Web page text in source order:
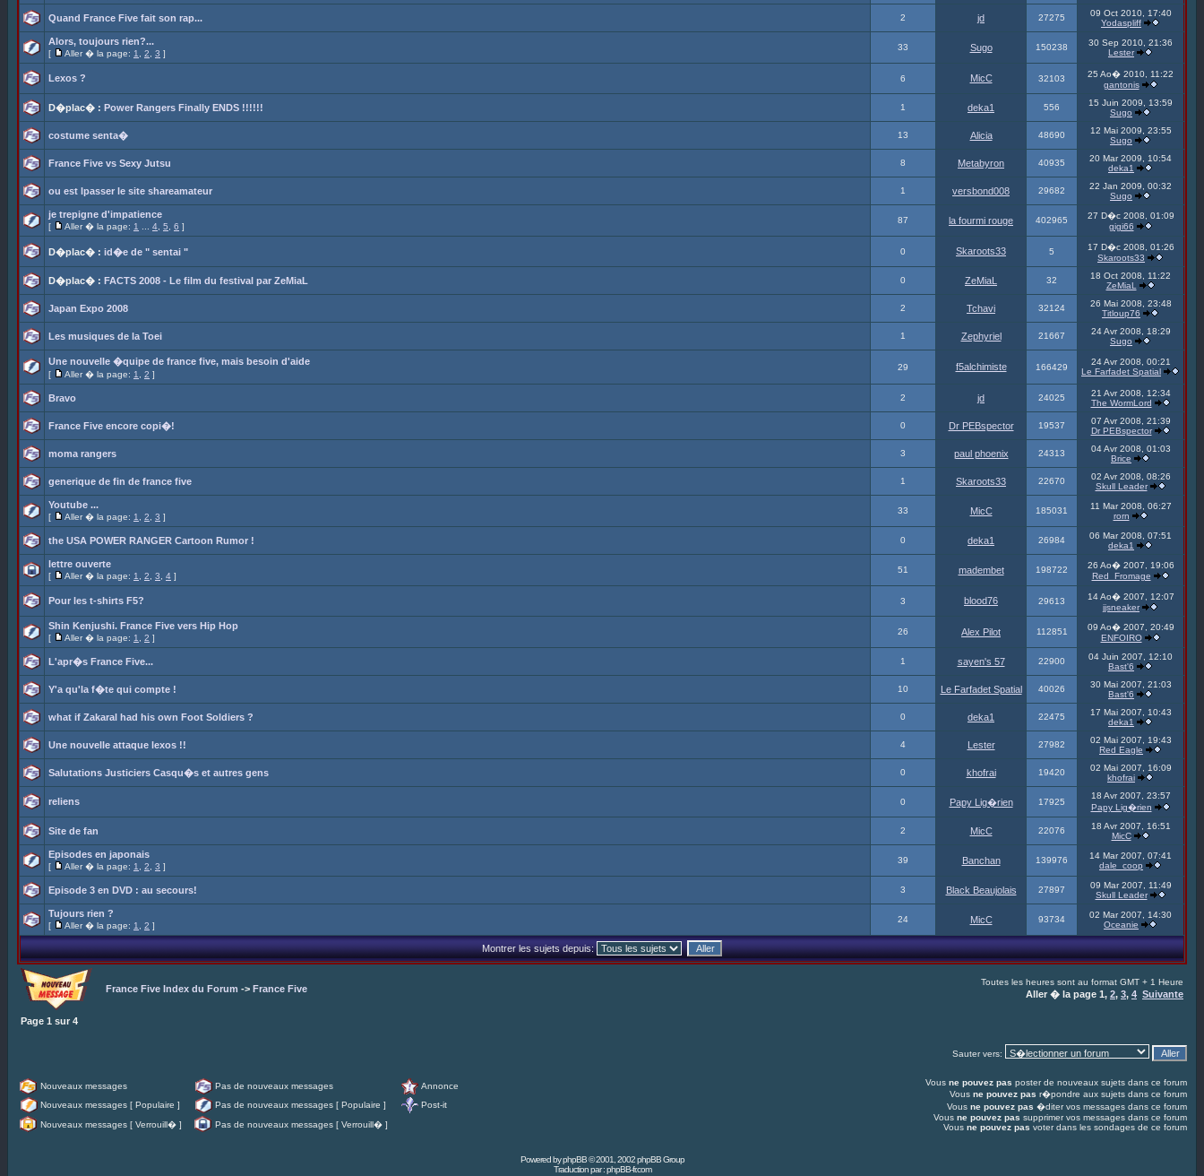
Quand France Five fait son rap... 2 jd 27275
09 Oct 2010, 17:40
Yodaspliff
Alors, toujours rien?...
[ Aller � la page: 1 2 3 ]
33 Sugo 150238
30 Sep 2010, 21:36
Lester
Lexos ? 6 MicC 32103
25 Ao� 2010, 11:22
gantonis
D�plac� : Power Rangers Finally ENDS !!!!!! 1 deka1 556
15 Juin 2009, 13:59
Sugo
costume senta� 13 Alicia 48690
12 Mai 2009, 23:55
Sugo
France Five vs Sexy Jutsu 8 Metabyron 40935
20 Mar 2009, 10:54
deka1
ou est lpasser le site shareamateur 1 versbond008 29682
22 Jan 2009, 00:32
Sugo
je trepigne d'impatience
[ Aller � la page: 1 4 5 6 ]
87 la fourmi rouge 402965
27 D�c 2008, 01:09
gigi66
D�plac� : id�e de " sentai " 0 Skaroots33 5
17 D�c 2008, 01:26
Skaroots33
D�plac� : FACTS 2008 - Le film du festival par ZeMiaL 0 ZeMiaL 32
18 Oct 2008, 11:22
ZeMiaL
Japan Expo 2008 2 Tchavi 32124
26 Mai 2008, 23:48
Titloup76
Les musiques de la Toei 1 Zephyriel 21667
24 Avr 2008, 18:29
Sugo
Une nouvelle �quipe de france five, mais besoin d'aide
[ Aller � la page: 1 2 ]
29 f5alchimiste 166429
24 Avr 2008, 00:21
Le Farfadet Spatial
Bravo 2 jd 24025
21 Avr 2008, 12:34
The WormLord
France Five encore copi�! 0 Dr PEBspector 19537
07 Avr 2008, 21:39
Dr PEBspector
moma rangers 3 paul phoenix 24313
04 Avr 2008, 01:03
Brice
generique de fin de france five 1 Skaroots33 22670
02 Avr 2008, 08:26
Skull Leader
Youtube ...
[ Aller � la page: 1 2 3 ]
33 MicC 185031
11 Mar 2008, 06:27
rorn
the USA POWER RANGER Cartoon Rumor ! 0 deka1 26984
06 Mar 2008, 07:51
deka1
lettre ouverte
[ Aller � la page: 1 2 3 4 ]
51 madembet 198722
26 Ao� 2007, 19:06
Red_Fromage
Pour les t-shirts F5? 3 blood76 29613
14 Ao� 2007, 12:07
jjsneaker
Shin Kenjushi. France Five vers Hip Hop
[ Aller � la page: 1 2 ]
26 Alex Pilot 112851
09 Ao� 2007, 20:49
ENFOIRO
L'apr�s France Five... 1 sayen's 57 22900
04 Juin 2007, 12:10
Bast'6
Y'a qu'la f�te qui compte ! 10 Le Farfadet Spatial 40026
30 Mai 2007, 21:03
Bast'6
what if Zakaral had his own Foot Soldiers ? 0 deka1 22475
17 Mai 2007, 10:43
deka1
Une nouvelle attaque lexos !! 4 Lester 27982
02 Mai 2007, 19:43
Red Eagle
Salutations Justiciers Casqu�s et autres gens 0 khofrai 19420
02 Mai 2007, 16:09
khofrai
reliens 0 Papy Lig�rien 17925
18 Avr 2007, 23:57
Papy Lig�rien
Site de fan 2 MicC 22076
18 Avr 2007, 16:51
MicC
Episodes en japonais
[ Aller � la page: 1 2 3 ]
39 Banchan 139976
14 Mar 2007, 07:41
dale_coop
Episode 3 en DVD : au secours! 3 Black Beaujolais 27897
09 Mar 2007, 11:49
Skull Leader
Tujours rien ?
[ Aller � la page: 1 2 ]
24 MicC 93734
02 Mar 2007, 14:30
Oceanie
Montrer les sujets depuis:
France Five Index du Forum -> France Five
Toutes les heures sont au format GMT + 1 Heure
Aller � la page 1, 2, 3, 4 Suivante
Page 1 sur 4
Sauter vers:
Nouveaux messages Pas de nouveaux messages
Annonce
Nouveaux messages [ Populaire ]
Pas de nouveaux messages [ Populaire ]
Post-it
Nouveaux messages [ Verrouill� ]
Pas de nouveaux messages [ Verrouill� ]
Vous ne pouvez pas poster de nouveaux sujets dans ce forum
Vous ne pouvez pas r�pondre aux sujets dans ce forum
Vous ne pouvez pas �diter vos messages dans ce forum
Vous ne pouvez pas supprimer vos messages dans ce forum
Vous ne pouvez pas voter dans les sondages de ce forum
Powered byphpBB© 2001, 2002 phpBB Group
Traduction par :phpBB-fr.com